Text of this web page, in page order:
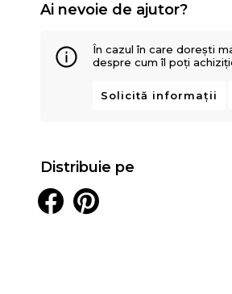
Ai nevoie de ajutor?
În cazul în care dorești
despre cum îl poți
Solicită informații
Distribuie pe